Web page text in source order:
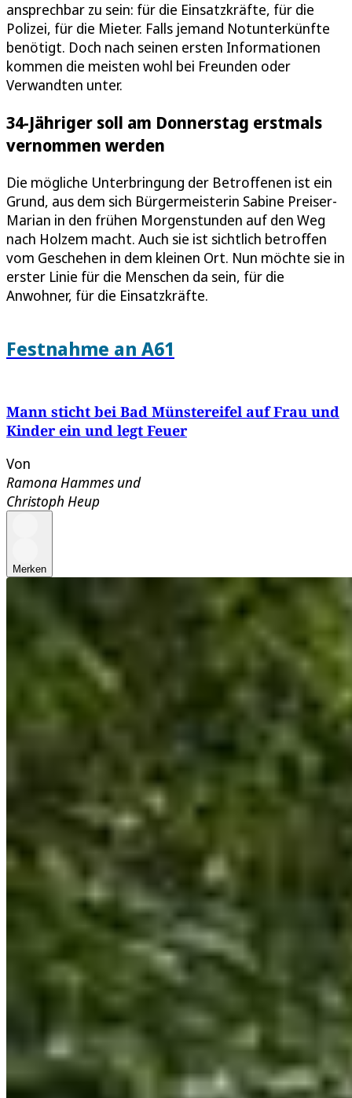
ansprechbar zu sein: für die Einsatzkräfte, für die
Polizei, für die Mieter. Falls jemand Notunterkünfte
benötigt. Doch nach seinen ersten Informationen
kommen die meisten wohl bei Freunden oder
Verwandten unter.
34-Jähriger soll am Donnerstag erstmals
vernommen werden
Die mögliche Unterbringung der Betroffenen ist ein
Grund, aus dem sich Bürgermeisterin Sabine Preiser-
Marian in den frühen Morgenstunden auf den Weg
nach Holzem macht. Auch sie ist sichtlich betroffen
vom Geschehen in dem kleinen Ort. Nun möchte sie in
erster Linie für die Menschen da sein, für die
Anwohner, für die Einsatzkräfte.
Festnahme an A61
Mann sticht bei Bad Münstereifel auf Frau und
Kinder ein und legt Feuer
Von
Ramona Hammes und
Christoph Heup
Merken